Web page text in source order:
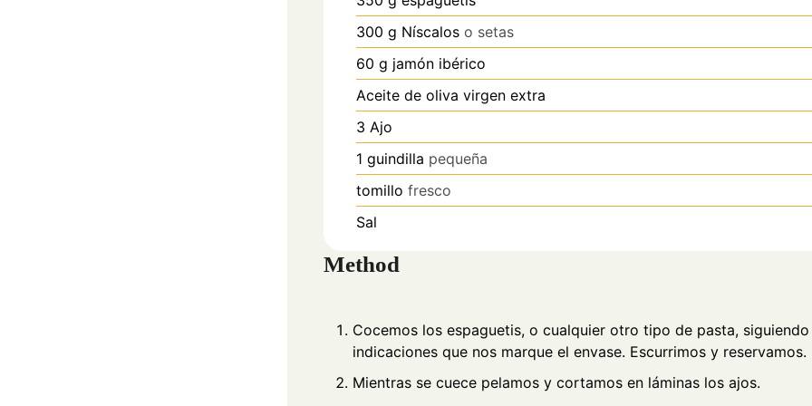
300 g Níscalos o setas
60 g jamón ibérico
Aceite de oliva virgen extra
3 Ajo
1 guindilla pequeña
tomillo fresco
Sal
Method
Cocemos los espaguetis, o cualquier otro tipo de pasta, siguiendo
indicaciones que nos marque el envase. Escurrimos y reservamos.
Mientras se cuece pelamos y cortamos en láminas los ajos.